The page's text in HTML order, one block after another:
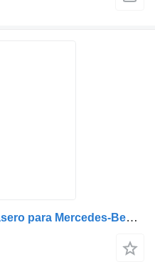
Setra A0038203856 piloto trasero para Mercedes-Benz Travego Tourismo Euro 6 SETRA 511 515 516 517 519 HD autobús